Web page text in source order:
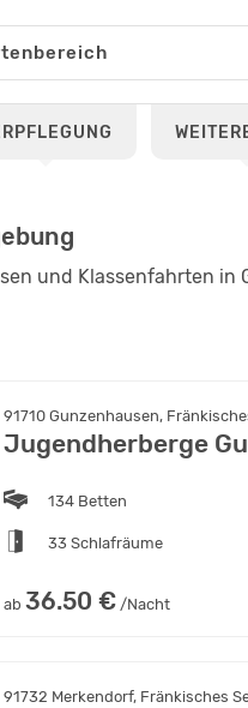
und Klassenfahrten in
91710 Gunzenhausen,
Jugendherberge
134 Betten
33 Schlafräume
ab 36.50 € /Nacht
91732 Merkendorf, Fränkisches